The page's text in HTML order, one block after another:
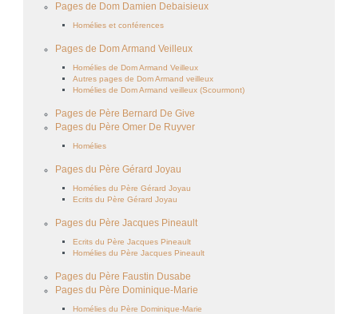
Pages de Dom Damien Debaisieux
Homélies et conférences
Pages de Dom Armand Veilleux
Homélies de Dom Armand Veilleux
Autres pages de Dom Armand veilleux
Homélies de Dom Armand veilleux (Scourmont)
Pages de Père Bernard De Give
Pages du Père Omer De Ruyver
Homélies
Pages du Père Gérard Joyau
Homélies du Père Gérard Joyau
Ecrits du Père Gérard Joyau
Pages du Père Jacques Pineault
Ecrits du Père Jacques Pineault
Homélies du Père Jacques Pineault
Pages du Père Faustin Dusabe
Pages du Père Dominique-Marie
Homélies du Père Dominique-Marie